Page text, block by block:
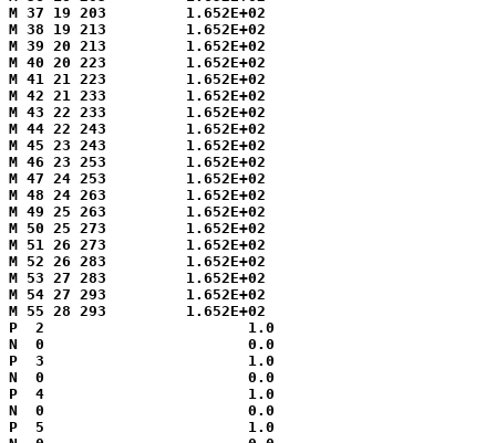
M 37 19 203         1.652E+02
M 38 19 213         1.652E+02
M 39 20 213         1.652E+02
M 40 20 223         1.652E+02
M 41 21 223         1.652E+02
M 42 21 233         1.652E+02
M 43 22 233         1.652E+02
M 44 22 243         1.652E+02
M 45 23 243         1.652E+02
M 46 23 253         1.652E+02
M 47 24 253         1.652E+02
M 48 24 263         1.652E+02
M 49 25 263         1.652E+02
M 50 25 273         1.652E+02
M 51 26 273         1.652E+02
M 52 26 283         1.652E+02
M 53 27 283         1.652E+02
M 54 27 293         1.652E+02
M 55 28 293         1.652E+02
P  2                       1.0
N  0                       0.0
P  3                       1.0
N  0                       0.0
P  4                       1.0
N  0                       0.0
P  5                       1.0